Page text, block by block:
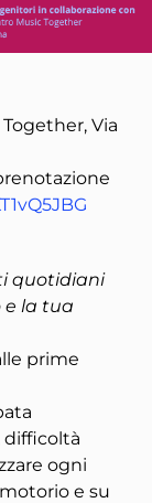
Via
quotidiani
la tua
prime
difficoltà
ogni
e su